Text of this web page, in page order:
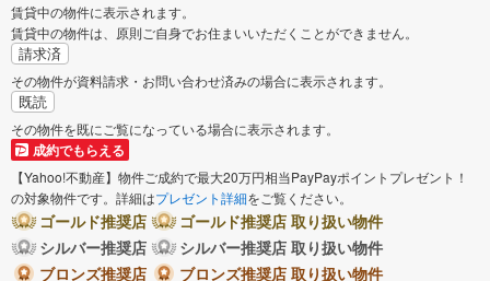
賃貸中の物件に表示されます。
賃貸中の物件は、原則ご自身でお住まいいただくことができません。
請求済
その物件が資料請求・お問い合わせ済みの場合に表示されます。
既読
その物件を既にご覧になっている場合に表示されます。
成約でもらえる
【Yahoo!不動産】物件ご成約で最大20万円相当PayPayポイントプレゼント！
の対象物件です。詳細はプレゼント詳細をご覧ください。
ゴールド推奨店
ゴールド推奨店 取り扱い物件
シルバー推奨店
シルバー推奨店 取り扱い物件
ブロンズ推奨店
ブロンズ推奨店 取り扱い物件